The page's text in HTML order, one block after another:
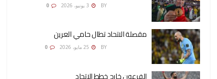
BY
مقصلة الاتحاد تطال حامي العرين
BY
الفرعون خارج خطط الاتحاد